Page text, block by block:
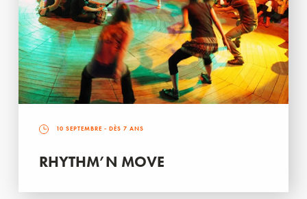
10 SEPTEMBRE - DÈS 7 ANS
RHYTHM’N MOVE